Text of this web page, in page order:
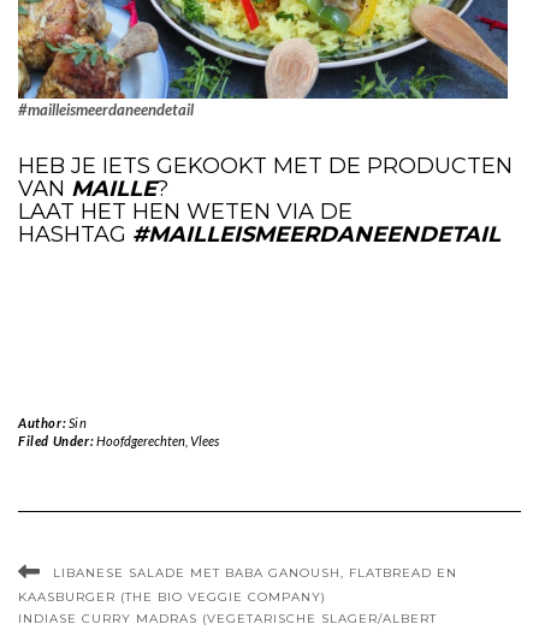
#mailleismeerdaneendetail
HEB JE IETS GEKOOKT MET DE PRODUCTEN
VAN MAILLE?
LAAT HET HEN WETEN VIA DE
HASHTAG #MAILLEISMEERDANEENDETAIL
Author:Sin
Filed Under:Hoofdgerechten, Vlees
LIBANESE SALADE MET BABA GANOUSH, FLATBREAD EN
KAASBURGER (THE BIO VEGGIE COMPANY)
INDIASE CURRY MADRAS (VEGETARISCHE SLAGER/ALBERT